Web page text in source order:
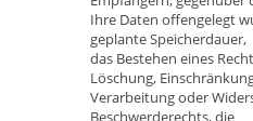
Ihre Daten offengelegt
geplante Speicherdauer,
das Bestehen eines
Löschung,
Verarbeitung oder
Beschwerderechts, die